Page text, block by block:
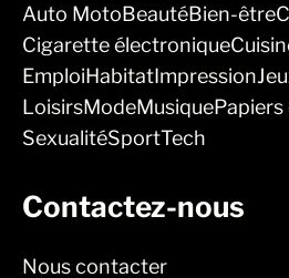
Auto MotoBeautéBien-être
Cigarette électronique
EmploiHabitatImpression
LoisirsModeMusique
SexualitéSportTech
Contactez-nous
Nous contacter